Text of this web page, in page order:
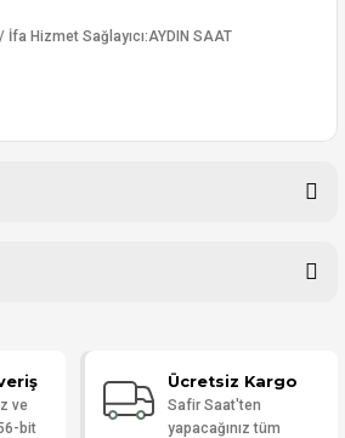
Hizmet Sağlayıcı:AYDIN SAAT
Yorum Yaz
ve
bit
Ücretsiz Kargo
Safir Saat'ten
yapacağınız tüm